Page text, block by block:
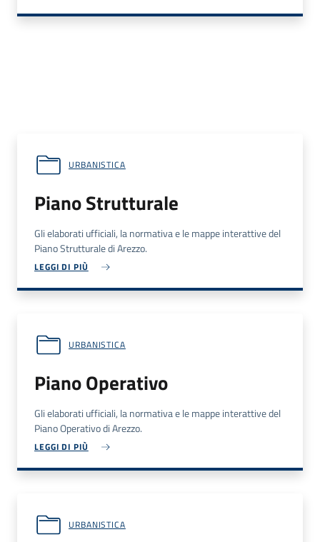
URBANISTICA
Piano Strutturale
Gli elaborati ufficiali, la normativa e le mappe interattive del
Piano Strutturale di Arezzo.
LEGGI DI PIÙ
URBANISTICA
Piano Operativo
Gli elaborati ufficiali, la normativa e le mappe interattive del
Piano Operativo di Arezzo.
LEGGI DI PIÙ
URBANISTICA